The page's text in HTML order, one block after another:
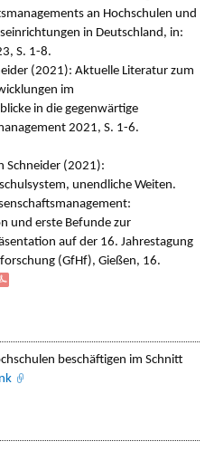
an Hochschulen und
in Deutschland, in:
S. 1-8.
(2021): Aktuelle Literatur zum
im
in die gegenwärtige
2021, S. 1-6.
Schneider (2021):
unendliche Weiten.
und erste Befunde zur
auf der 16. Jahrestagung
(GfHf), Gießen, 16.
beschäftigen im Schnitt